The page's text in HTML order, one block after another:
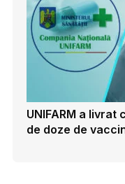
UNIFARM a
de doze de